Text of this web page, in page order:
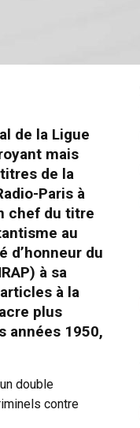
de la Ligue
mais
de la
Paris à
chef du titre
au
d’honneur du
à sa
à la
plus
années 1950,
double
contre